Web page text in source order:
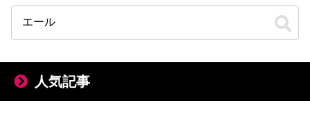
人気記事